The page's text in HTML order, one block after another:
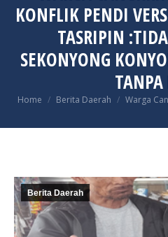
KONFLIK PENDI
TASRIPIN
SEKONYONG
You are here:
Home Berita Daerah Warga
Berita Daerah